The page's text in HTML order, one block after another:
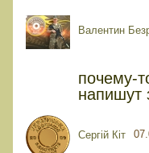
Валентин
напишут
Сергій Кіт